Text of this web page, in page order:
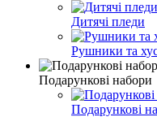
Дитячі пледи
Рушники та
Подарункові набори
Подарункові